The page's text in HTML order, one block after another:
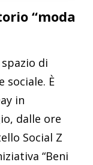
“moda
di
sociale. È
in
dalle ore
Social Z
“Beni